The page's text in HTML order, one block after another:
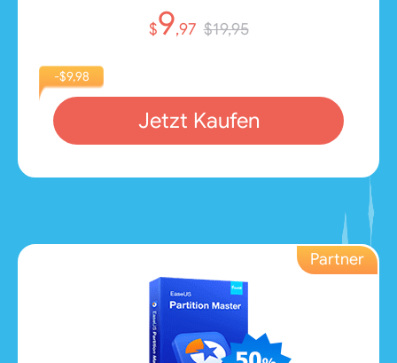
$9,97 $19,95
-$9,98
Jetzt Kaufen
Partner